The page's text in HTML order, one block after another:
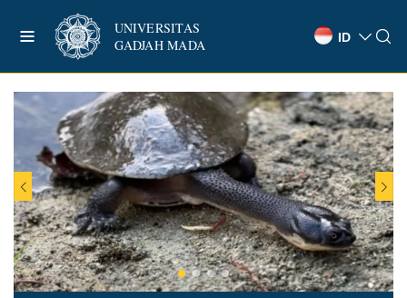
UNIVERSITAS
GADJAH MADA
ID